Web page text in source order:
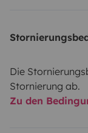
Die
Stornierung ab.
Zu den